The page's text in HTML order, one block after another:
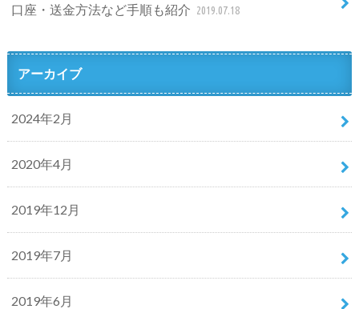
口座・送金方法など手順も紹介 2019.07.18
アーカイブ
2024年2月
2020年4月
2019年12月
2019年7月
2019年6月